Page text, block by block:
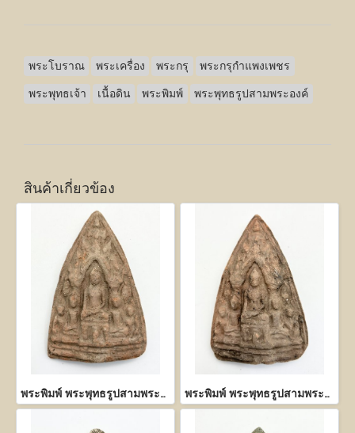
พระโบราณ พระเครื่อง พระกรุ พระกรุกำแพงเพชร
พระพุทธเจ้า เนื้อดิน พระพิมพ์ พระพุทธรูปสามพระองค์
สินค้าเกี่ยวข้อง
พระพิมพ์ พระพุทธรูปสามพระองค์ พระพิมพ์ พระพุทธรูปสามพระองค์